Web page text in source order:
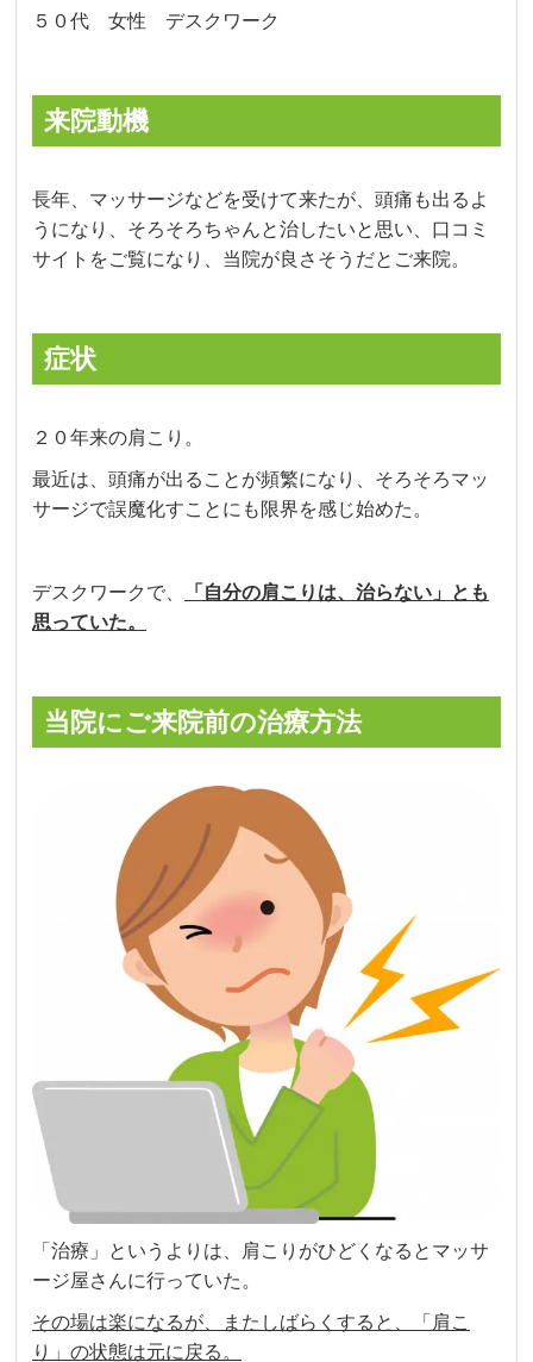
５０代 女性 デスクワーク
来院動機
長年、マッサージなどを受けて来たが、頭痛も出るよ
うになり、そろそろちゃんと治したいと思い、口コミ
サイトをご覧になり、当院が良さそうだとご来院。
症状
２０年来の肩こり。
最近は、頭痛が出ることが頻繁になり、そろそろマッ
サージで誤魔化すことにも限界を感じ始めた。
デスクワークで、
「自分の肩こりは、治らない」とも
思っていた。
当院にご来院前の治療方法
「治療」というよりは、肩こりがひどくなるとマッサ
ージ屋さんに行っていた。
その場は楽になるが、またしばらくすると、「肩こ
り」の状態は元に戻る。